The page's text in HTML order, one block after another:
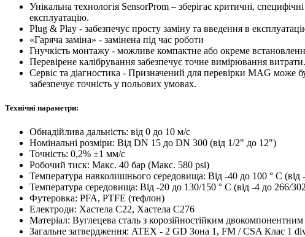
Унікальна технологія SensorProm – зберігає критичні,
експлуатацію.
Plug & Play - забезпечує просту заміну та введення в
«Гаряча заміна» - замінена під час роботи
Гнучкість монтажу - можливе компактне або окреме
Перевірене калібрування забезпечує точне вимірювання
Сервіс та діагностика - Призначений для перевірки MAG може
забезпечує точність у польових умовах.
Технічні параметри:
Обнадійлива дальність: від 0 до 10 м/с
Номінальні розміри: Від DN 15 до DN 300 (від 1/2" до 12")
Точність: 0,2% ±1 мм/с
Робочий тиск: Макс. 40 бар (Макс. 580 psi)
Температура навколишнього середовища: Від -40 до 100 ° C (від
Температура середовища: Від -20 до 130/150 ° C (від -4 до 266/
Футеровка: PFA, PTFE (тефлон)
Електроди: Хастела C22, Хастела C276
Матеріал: Вуглецева сталь з корозійностійким
Загальне затвердження: ATEX - 2 GD Зона 1, FM / CSA Клас 1